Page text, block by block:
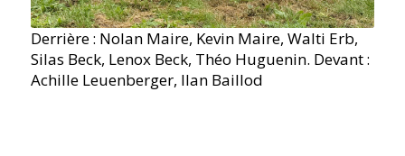
Derrière : Nolan Maire, Kevin Maire, Walti Erb,
Silas Beck, Lenox Beck, Théo Huguenin. Devant :
Achille Leuenberger, Ilan Baillod